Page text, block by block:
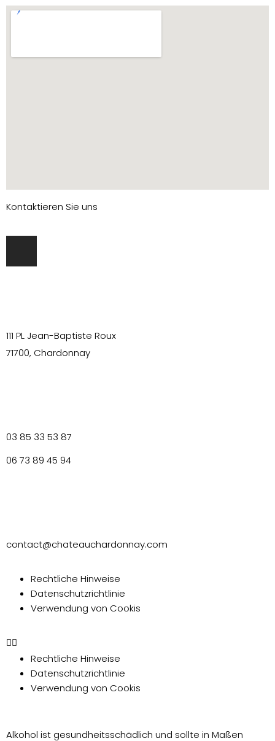
Kontaktieren Sie uns
111 PL Jean-Baptiste Roux
71700, Chardonnay
03 85 33 53 87
06 73 89 45 94
contact@chateauchardonnay.com
Rechtliche Hinweise
Datenschutzrichtlinie
Verwendung von Cookis
Rechtliche Hinweise
Datenschutzrichtlinie
Verwendung von Cookis
Alkohol ist gesundheitsschädlich und sollte in Maßen